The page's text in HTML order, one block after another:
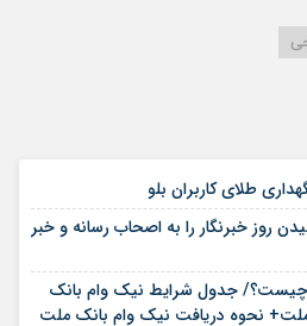
طلای کاربران بلو
روز خبرنگار را به اصحاب رسانه و خبر
نیک وام بانک ملت ۱۴۰۵ چیست؟/ جدول شرایط نیک وام بانک
نحوه دریافت نیک وام بانک ملت